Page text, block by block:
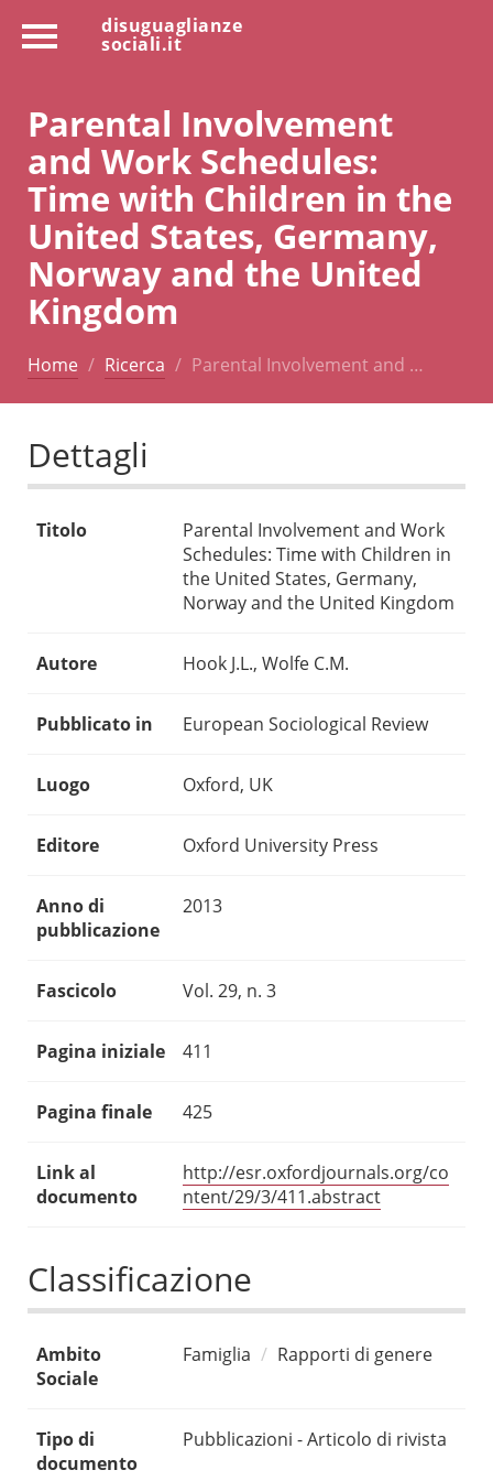
disuguaglianze
sociali.it
Parental Involvement
and Work Schedules:
Time with Children in the
United States, Germany,
Norway and the United
Kingdom
Home Ricerca Parental Involvement and …
Dettagli
Titolo
Parental Involvement and Work
Schedules: Time with Children in
the United States, Germany,
Norway and the United Kingdom
Autore Hook J.L., Wolfe C.M.
Pubblicato in European Sociological Review
Luogo Oxford, UK
Editore Oxford University Press
Anno di
pubblicazione
2013
Fascicolo Vol. 29, n. 3
Pagina iniziale 411
Pagina finale 425
Link al
documento
http://esr.oxfordjournals.org/co
ntent/29/3/411.abstract
Classificazione
Ambito
Sociale
Famiglia Rapporti di genere
Tipo di
documento
Pubblicazioni - Articolo di rivista